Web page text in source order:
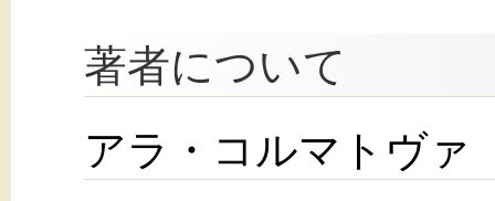
著者について
アラ・コルマトヴァ